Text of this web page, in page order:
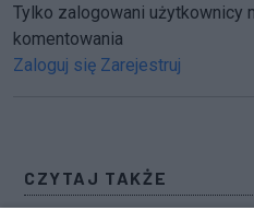
Tylko zalogowani użytkownicy
komentowania
Zaloguj się Zarejestruj
CZYTAJ TAKŻE